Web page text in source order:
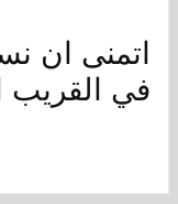
اتمنى ان
في القريب